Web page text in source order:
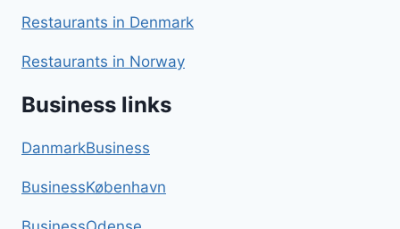
Restaurants in Denmark
Restaurants in Norway
Business links
DanmarkBusiness
BusinessKøbenhavn